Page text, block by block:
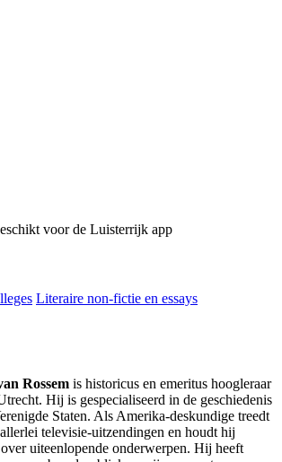
voor de Luisterrijk app
Literaire non-fictie en essays
Rossem is historicus en emeritus hoogleraar
Hij is gespecialiseerd in de geschiedenis
Staten. Als Amerika-deskundige treedt
televisie-uitzendingen en houdt hij
uiteenlopende onderwerpen. Hij heeft